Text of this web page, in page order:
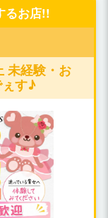
るお店!!
す♪